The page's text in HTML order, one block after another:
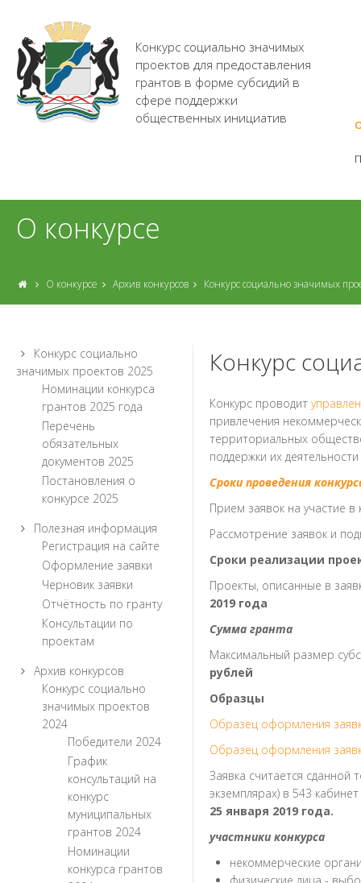
Конкурс социально значимых
проектов для предоставления
грантов в форме субсидий в
сфере поддержки
общественных инициатив
О конкурсе
О конкурсе Архив конкурсов Конкурс социально значимых
Конкурс социально
значимых проектов 2025
Номинации конкурса
грантов 2025 года
Перечень
обязательных
документов 2025
Постановления о
конкурсе 2025
Полезная информация
Регистрация на сайте
Оформление заявки
Черновик заявки
Отчётность по гранту
Консультации по
проектам
Архив конкурсов
Конкурс социально
значимых проектов
2024
Победители 2024
График
консультаций на
конкурс
муниципальных
грантов 2024
Номинации
конкурса грантов
Конкурс
Конкурс проводит
привлечения
территориальных
поддержки их
Сроки проведения
Прием заявок на участие в
Рассмотрение заявок и
Сроки реализации
Проекты, описанные в
2019 года
Сумма гранта
Максимальный размер
рублей
Образцы
Образец оформления
Образец оформления
Заявка считается сданной
экземплярах) в 543
25 января 2019 года.
участники конкурса
некоммерческие